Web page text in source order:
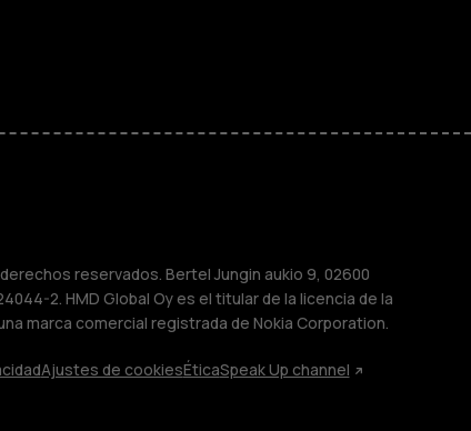
reservados. Bertel Jungin aukio 9, 02600
2. HMD Global Oy es el titular de la licencia de la
marca comercial registrada de Nokia Corporation.
Ajustes de cookiesÉticaSpeak Up channel